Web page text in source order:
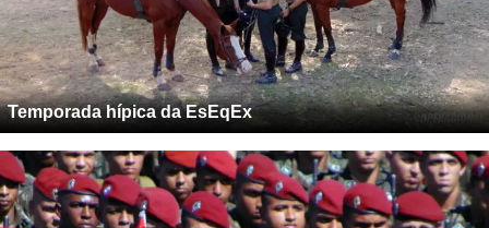
Temporada hípica da EsEqEx